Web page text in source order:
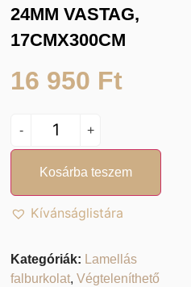
24MM VASTAG,
17CMX300CM
16 950 Ft
- +
Kosárba teszem
Kívánságlistára
Kategóriák: Lamellás
falburkolat, Végteleníthető